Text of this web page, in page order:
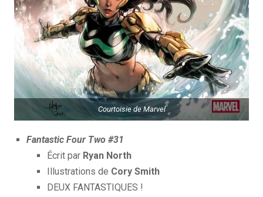
Courtoisie de Marvel
Fantastic Four Two #31
Écrit par Ryan North
Illustrations de Cory Smith
DEUX FANTASTIQUES !